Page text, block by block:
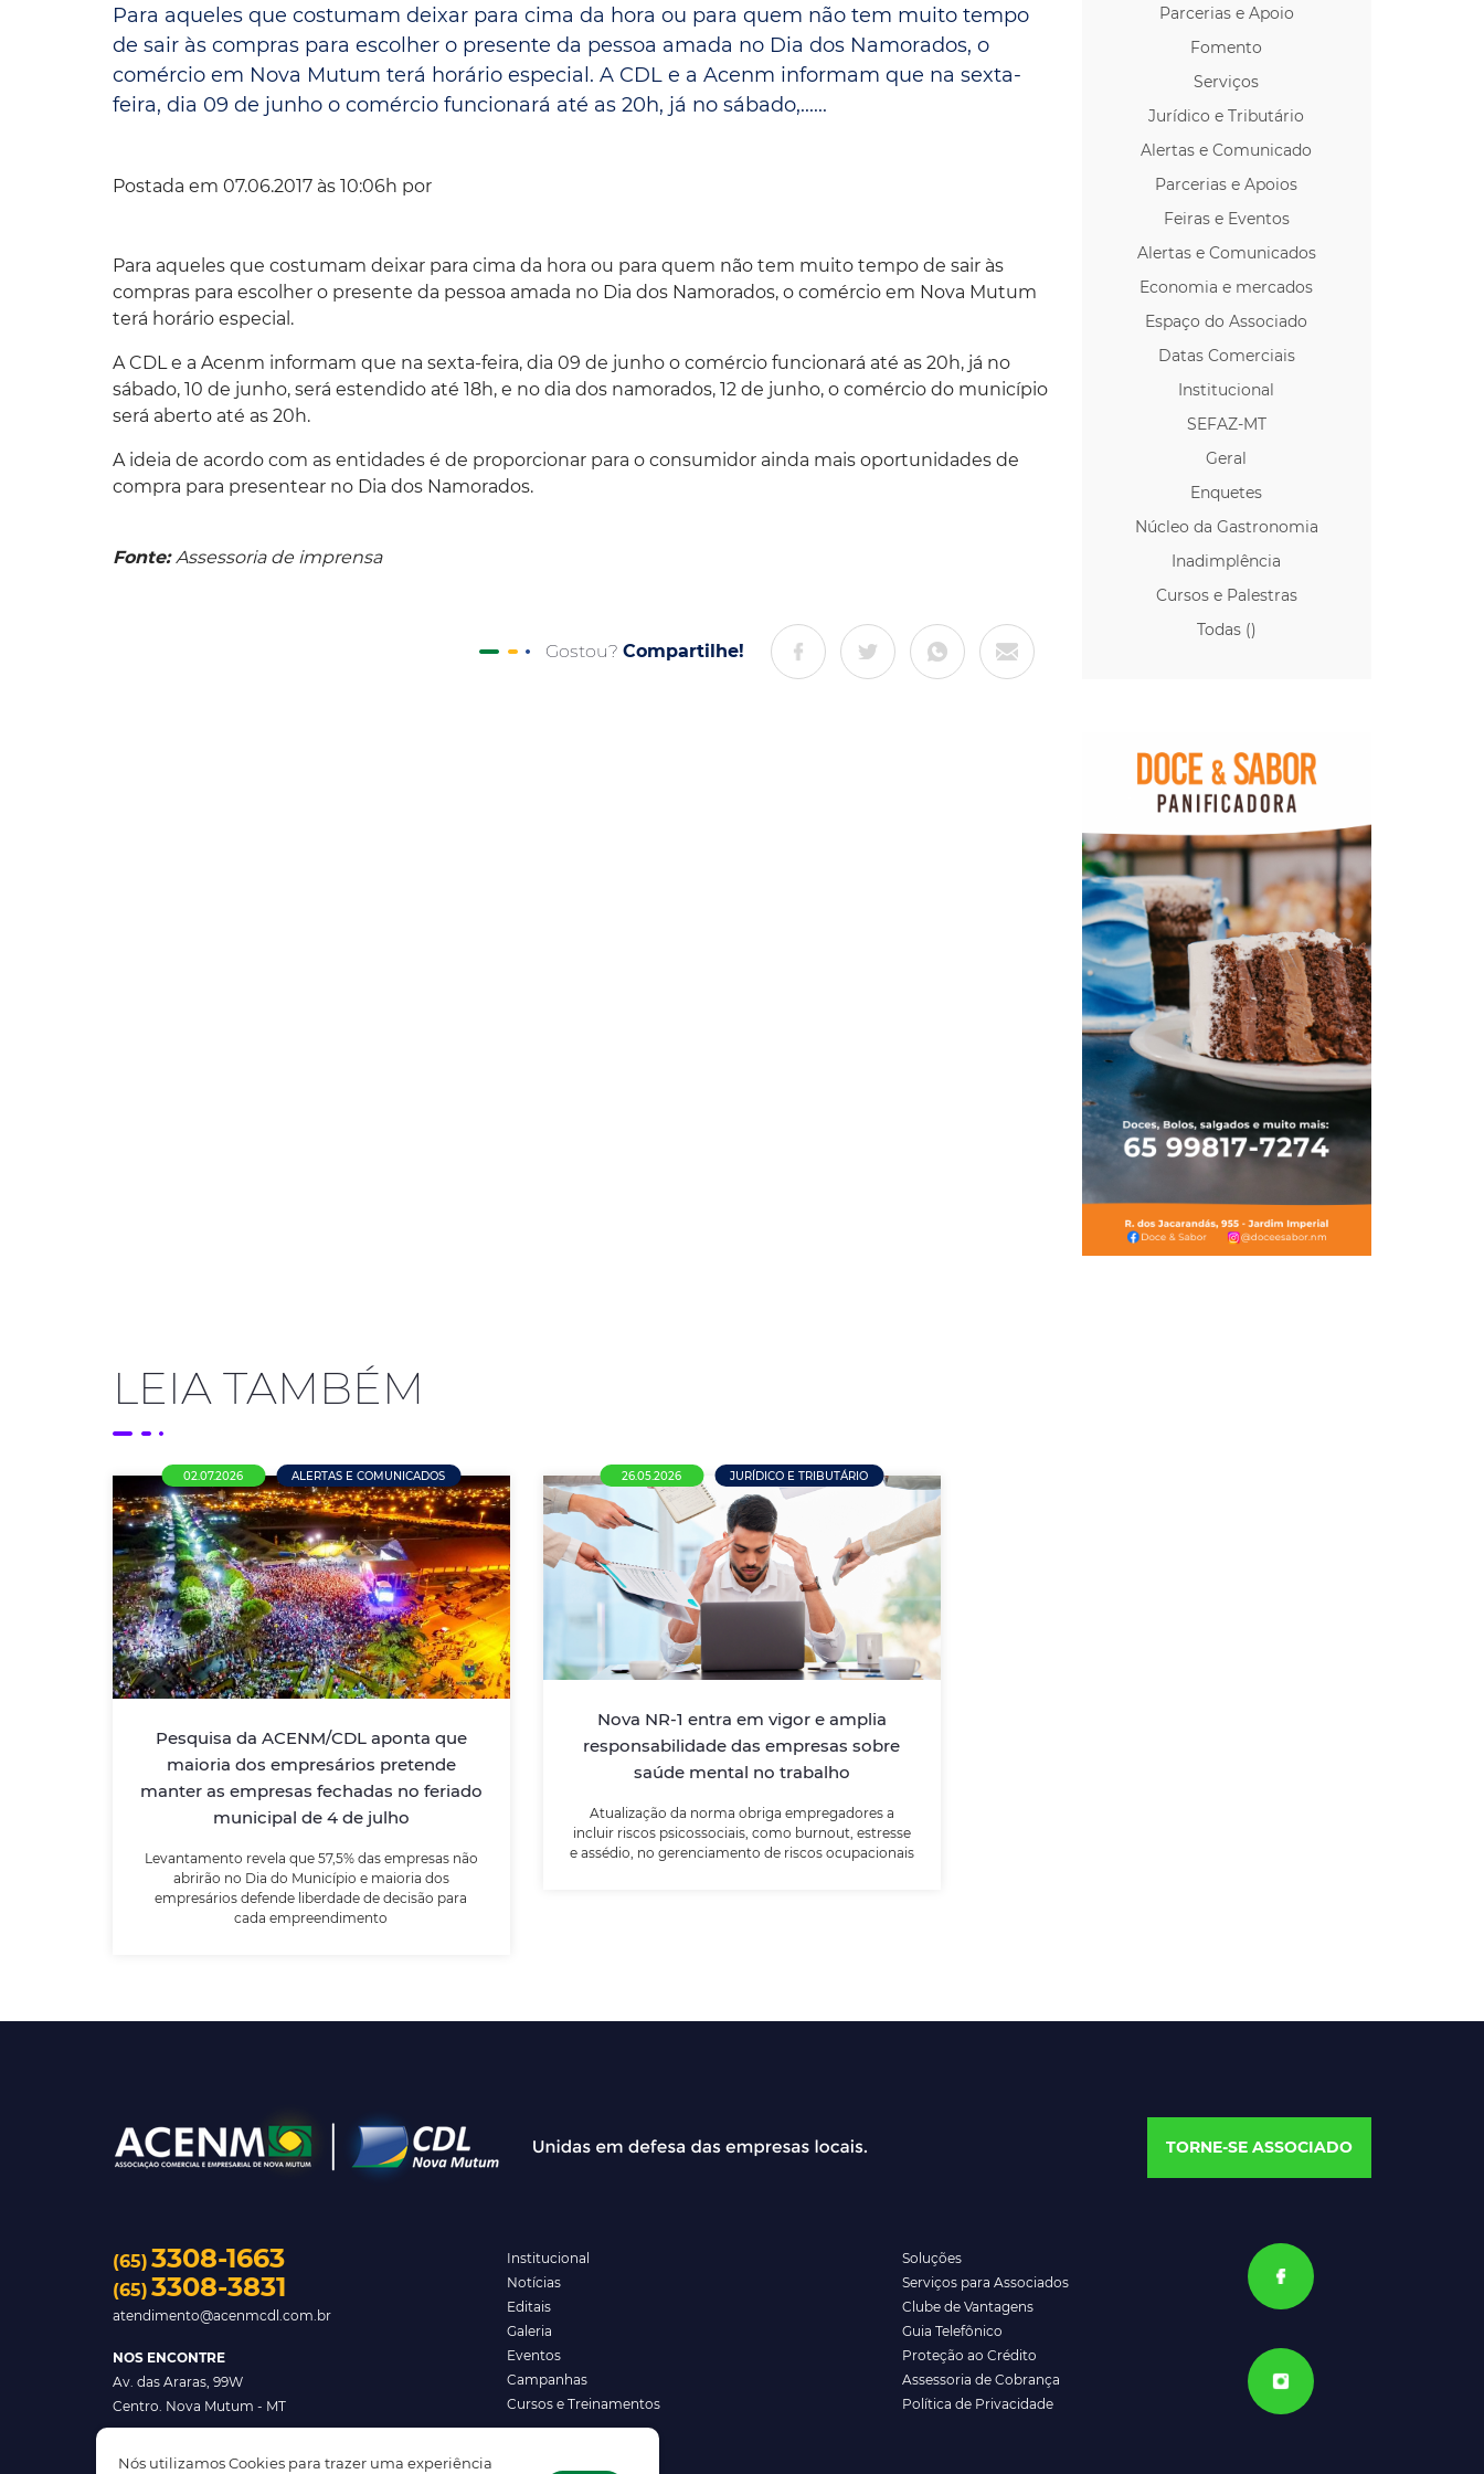
Nós utilizamos Cookies para trazer uma experiência
Convênio Parque das Águas
Convênio Mix da Saúde
Proteção ao Crédito
Vante CRM
Espaços p/ Locação
Para aqueles que costumam deixar para cima da hora ou para quem não tem muito tempo
de sair às compras para escolher o presente da pessoa amada no Dia dos Namorados, o
comércio em Nova Mutum terá horário especial. A CDL e a Acenm informam que na sexta-
feira, dia 09 de junho o comércio funcionará até as 20h, já no sábado,......
Postada em 07.06.2017 às 10:06h por
Para aqueles que costumam deixar para cima da hora ou para quem não tem muito tempo de sair às
compras para escolher o presente da pessoa amada no Dia dos Namorados, o comércio em Nova Mutum
terá horário especial.
A CDL e a Acenm informam que na sexta-feira, dia 09 de junho o comércio funcionará até as 20h, já no
sábado, 10 de junho, será estendido até 18h, e no dia dos namorados, 12 de junho, o comércio do município
será aberto até as 20h.
A ideia de acordo com as entidades é de proporcionar para o consumidor ainda mais oportunidades de
compra para presentear no Dia dos Namorados.
Fonte:Assessoria de imprensa
Gostou? Compartilhe!
Parcerias e Apoio
Fomento
Serviços
Jurídico e Tributário
Alertas e Comunicado
Parcerias e Apoios
Feiras e Eventos
Alertas e Comunicados
Economia e mercados
Espaço do Associado
Datas Comerciais
Institucional
SEFAZ-MT
Geral
Enquetes
Núcleo da Gastronomia
Inadimplência
Cursos e Palestras
Todas ()
LEIA TAMBÉM
02.07.2026 ALERTAS E COMUNICADOS
Pesquisa da ACENM/CDL aponta que
maioria dos empresários pretende
manter as empresas fechadas no feriado
municipal de 4 de julho
Levantamento revela que 57,5% das empresas não
abrirão no Dia do Município e maioria dos
empresários defende liberdade de decisão para
cada empreendimento
Pesquisa da ACENM/CDL aponta
que maioria dos empresários
pretende manter as empresas
fechadas no feriado municipal de
4 de julho
Levantamento revela que 57,5% das
empresas não abrirão no Dia do Município e
de decisão para cada empreendimento
LEIA MAIS
26.05.2026 JURÍDICO E TRIBUTÁRIO
Nova NR-1 entra em vigor e amplia
responsabilidade das empresas sobre
saúde mental no trabalho
Atualização da norma obriga empregadores a
incluir riscos psicossociais, como burnout, estresse
e assédio, no gerenciamento de riscos ocupacionais
Nova NR-1 entra em vigor e amplia
responsabilidade das empresas
sobre saúde mental no trabalho
Atualização da norma obriga
como burnout, estresse e assédio, no
gerenciamento de riscos ocupacionais
LEIA MAIS
TORNE-SE ASSOCIADO
(65) 3308-1663
(65) 3308-3831
atendimento@acenmcdl.com.br
NOS ENCONTRE
Av. das Araras, 99W
Centro. Nova Mutum - MT
Institucional
Notícias
Editais
Galeria
Eventos
Campanhas
Cursos e Treinamentos
Soluções
Serviços para Associados
Clube de Vantagens
Guia Telefônico
Proteção ao Crédito
Assessoria de Cobrança
Política de Privacidade